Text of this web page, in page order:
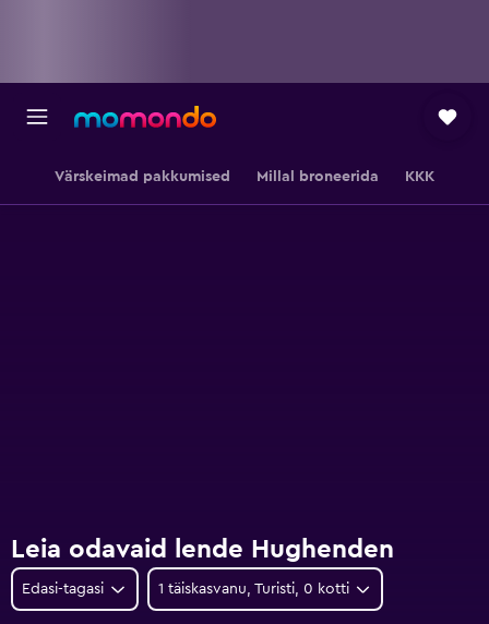
Värskeimad pakkumised Millal broneerida KKK
Leia odavaid lende Hughenden
Edasi-tagasi 1 täiskasvanu, Turisti, 0 kotti